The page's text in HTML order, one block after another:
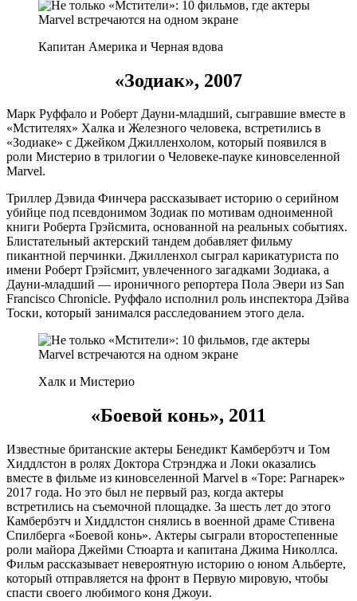
Капитан Америка и Черная вдова
«Зодиак», 2007
Марк Руффало и Роберт Дауни-младший, сыгравшие вместе в
«Мстителях» Халка и Железного человека, встретились в
«Зодиаке» с Джейком Джилленхолом, который появился в
роли Мистерио в трилогии о Человеке-пауке киновселенной
Marvel.
Триллер Дэвида Финчера рассказывает историю о серийном
убийце под псевдонимом Зодиак по мотивам одноименной
книги Роберта Грэйсмита, основанной на реальных событиях.
Блистательный актерский тандем добавляет фильму
пикантной перчинки. Джилленхол сыграл карикатуриста по
имени Роберт Грэйсмит, увлеченного загадками Зодиака, а
Дауни-младший — ироничного репортера Пола Эвери из San
Francisco Chronicle. Руффало исполнил роль инспектора Дэйва
Тоски, который занимался расследованием этого дела.
Халк и Мистерио
«Боевой конь», 2011
Известные британские актеры Бенедикт Камбербэтч и Том
Хиддлстон в ролях Доктора Стрэнджа и Локи оказались
вместе в фильме из киновселенной Marvel в «Торе: Рагнарек»
2017 года. Но это был не первый раз, когда актеры
встретились на съемочной площадке. За шесть лет до этого
Камбербэтч и Хиддлстон снялись в военной драме Стивена
Спилберга «Боевой конь». Актеры сыграли второстепенные
роли майора Джейми Стюарта и капитана Джима Николлса.
Фильм рассказывает невероятную историю о юном Альберте,
который отправляется на фронт в Первую мировую, чтобы
спасти своего любимого коня Джоуи.